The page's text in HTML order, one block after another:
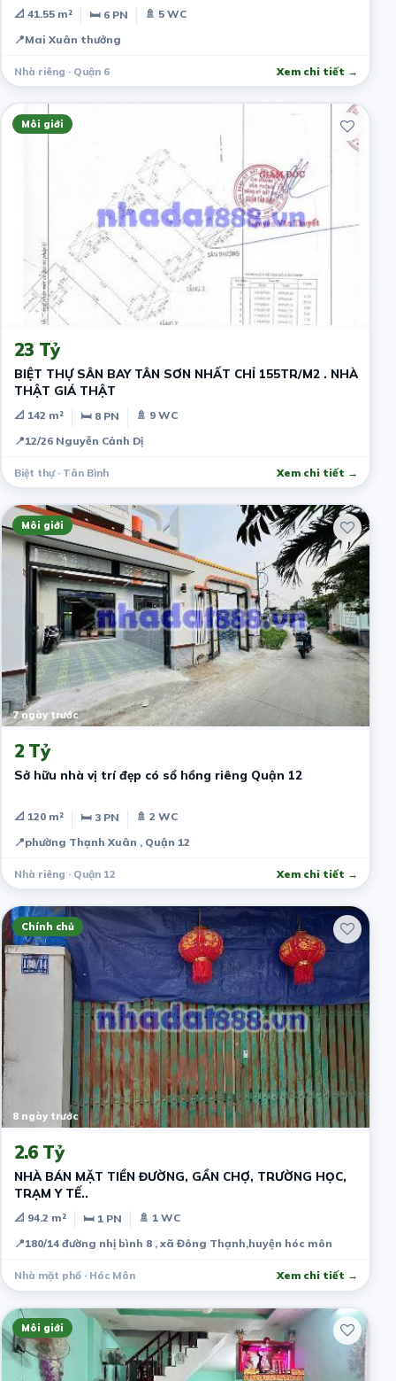
📐 41.55 m² 🛏 6 PN
🚿 5 WC
📍Mai Xuân thưởng
Nhà riêng · Quận 6 Xem chi tiết →
Môi giới
7 ngày trước
23 Tỷ
BIỆT THỰ SÂN BAY TÂN SƠN NHẤT CHỈ 155TR/M2 . NHÀ
THẬT GIÁ THẬT
📐 142 m² 🛏 8 PN
🚿 9 WC
📍12/26 Nguyễn Cảnh Dị
Biệt thự · Tân Bình Xem chi tiết →
Môi giới
7 ngày trước
2 Tỷ
Sở hữu nhà vị trí đẹp có sổ hồng riêng Quận 12
📐 120 m² 🛏 3 PN
🚿 2 WC
📍phường Thạnh Xuân , Quận 12
Nhà riêng · Quận 12 Xem chi tiết →
Chính chủ
8 ngày trước
2.6 Tỷ
NHÀ BÁN MẶT TIỀN ĐƯỜNG, GẦN CHỢ, TRƯỜNG HỌC,
TRẠM Y TẾ..
📐 94.2 m² 🛏 1 PN
🚿 1 WC
📍180/14 đường nhị bình 8 , xã Đông Thạnh,huyện hóc môn
Nhà mặt phố · Hóc Môn Xem chi tiết →
Môi giới